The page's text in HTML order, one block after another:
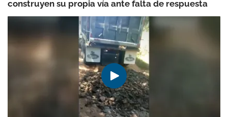
construyen su propia vía ante falta de respuesta